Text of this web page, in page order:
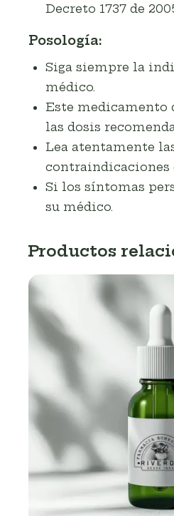
Decreto 1737 de
Posología:
Siga siempre la
médico.
Este medicamento
las dosis
Lea atentamente
contraindicaciones
Si los síntomas
su médico.
Productos